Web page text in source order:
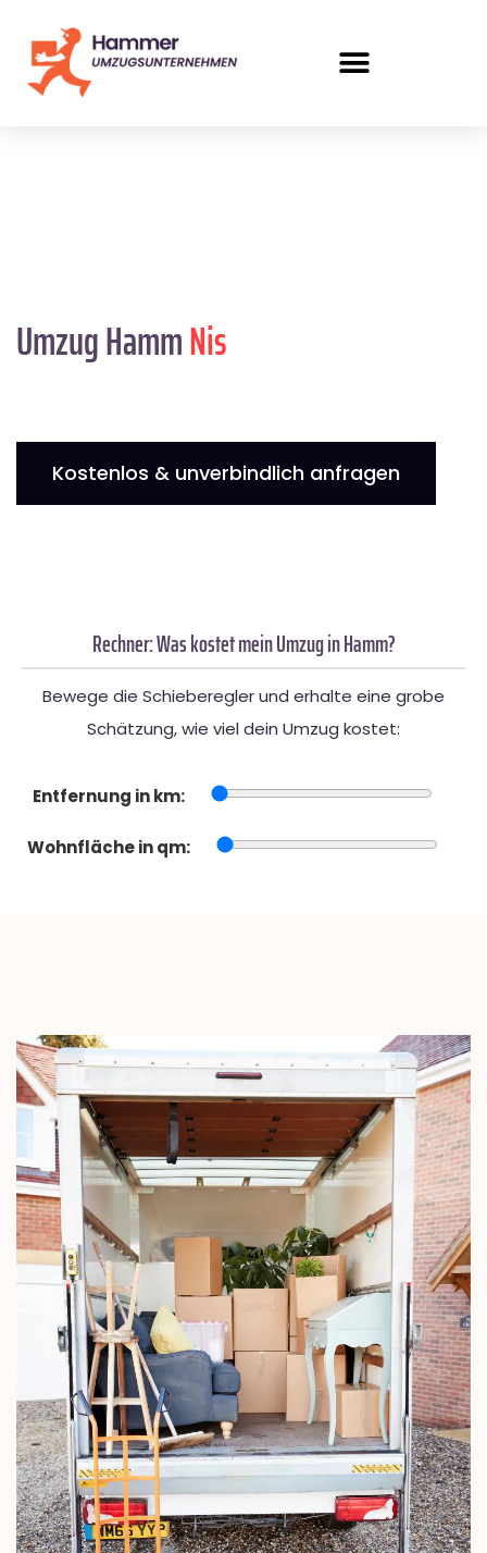
Umzug HammNis
Kostenlos & unverbindlich anfragen
Rechner: Was kostet mein Umzug in Hamm?
Bewege die Schieberegler und erhalte eine grobe
Schätzung, wie viel dein Umzug kostet:
Entfernung in km:
Wohnfläche in qm: